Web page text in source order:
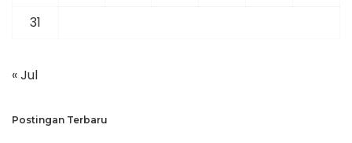
31
« Jul
Postingan Terbaru